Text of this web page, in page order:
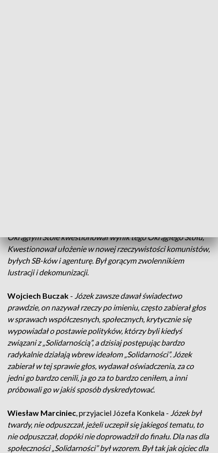
Okrągłym Stole kwestionował wynik tego Okrągłego Stołu,
Kwestionował ułożenie w nowej rzeczywistości komunistów,
byłych SB-ków i agenturę. Był gorącym zwolennikiem
lustracji i dekomunizacji.
Wojciech Buczak - Józek zawsze dawał świadectwo
prawdzie, on nazywał rzeczy po imieniu, często zabierał głos
w sprawach współczesnych, społecznych, krytycznie się
wypowiadał o postawie polityków, którzy byli kiedyś
związani z „Solidarnością”, a dzisiaj postępując bardzo
radykalnie działają wbrew ideałom „Solidarności”. Józek
zabierał w tej sprawie głos, wydawał oświadczenia, za co
jedni go bardzo cenili, ja go za to bardzo ceniłem, a inni
próbowali go w jakiś sposób dyskredytować.
Wiesław Marciniec, przyjaciel Józefa Konkela - Józek był
twardy, nie odpuszczał, jeżeli uczepił się jakiegoś tematu, to
nie odpuszczał, dopóki nie doprowadził do finału. Dla nas dla
społeczności „Solidarności” był wzorem. Był tak jak ojciec dla